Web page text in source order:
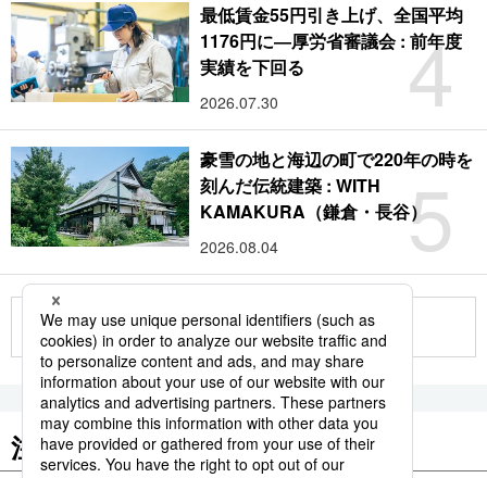
4
最低賃金55円引き上げ、全国平均
1176円に―厚労省審議会 : 前年度
実績を下回る
2026.07.30
5
豪雪の地と海辺の町で220年の時を
刻んだ伝統建築 : WITH
KAMAKURA（鎌倉・長谷）
2026.08.04
もっと見る
注目のキーワード